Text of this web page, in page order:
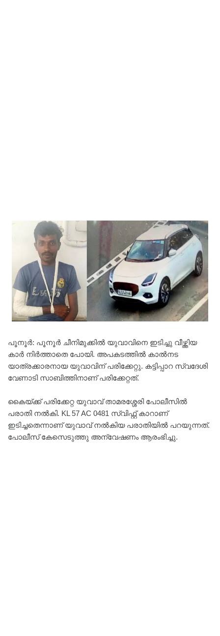
പൂനൂർ: പൂനൂർ ചീനിമുക്കിൽ യുവാവിനെ ഇടിച്ചു വീഴ്ത്തിയ
കാർ നിർത്താതെ പോയി. അപകടത്തിൽ കാൽനട
യാത്രക്കാരനായ യുവാവിന് പരിക്കേറ്റു. കട്ടിപ്പാറ സ്വദേശി
വേണാടി സാബിത്തിനാണ് പരിക്കേറ്റത്.
കൈയ്ക്ക് പരിക്കേറ്റ യുവാവ് താമരശ്ശേരി പോലീസിൽ
പരാതി നൽകി. KL 57 AC 0481 സ്വിഫ്റ്റ് കാറാണ്
ഇടിച്ചതെന്നാണ് യുവാവ് നൽകിയ പരാതിയിൽ പറയുന്നത്.
പോലീസ് കേസെടുത്തു അന്വേഷണം ആരംഭിച്ചു.